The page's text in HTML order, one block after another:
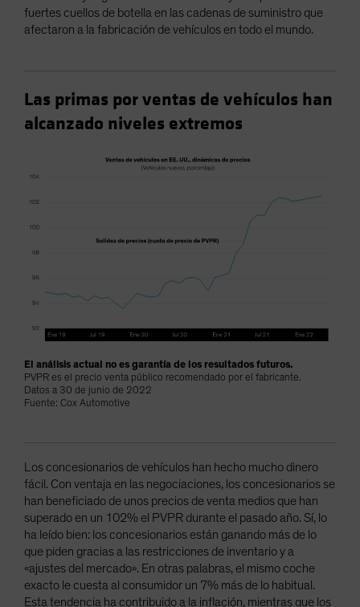
fuertes cuellos de botella en las cadenas de suministro que
afectaron a la fabricación de vehículos en todo el mundo.
Las primas por ventas de vehículos han
alcanzado niveles extremos
El análisis actual no es garantía de los resultados futuros.
PVPR es el precio venta público recomendado por el fabricante.
Datos a 30 de junio de 2022
Fuente: Cox Automotive
Los concesionarios de vehículos han hecho mucho dinero
fácil. Con ventaja en las negociaciones, los concesionarios se
han beneficiado de unos precios de venta medios que han
superado en un 102% el PVPR durante el pasado año. Sí, lo
ha leído bien: los concesionarios están ganando más de lo
que piden gracias a las restricciones de inventario y a
«ajustes del mercado». En otras palabras, el mismo coche
exacto le cuesta al consumidor un 7% más de lo habitual.
Esta tendencia ha contribuido a la inflación, mientras que los